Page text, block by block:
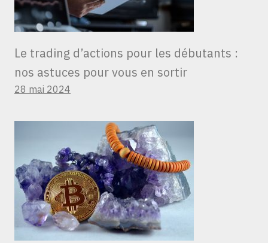
Le trading d’actions pour les débutants :
nos astuces pour vous en sortir
28 mai 2024